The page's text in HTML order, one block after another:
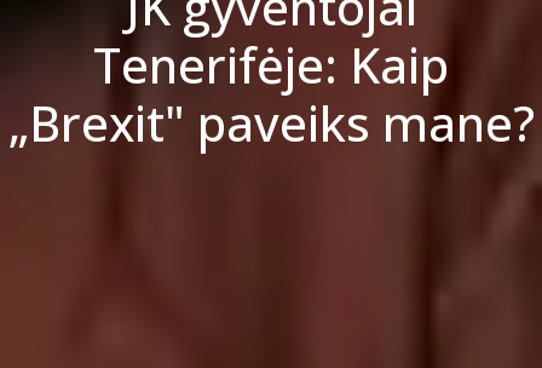
Tenerifėje: Kaip
„Brexit" paveiks mane?